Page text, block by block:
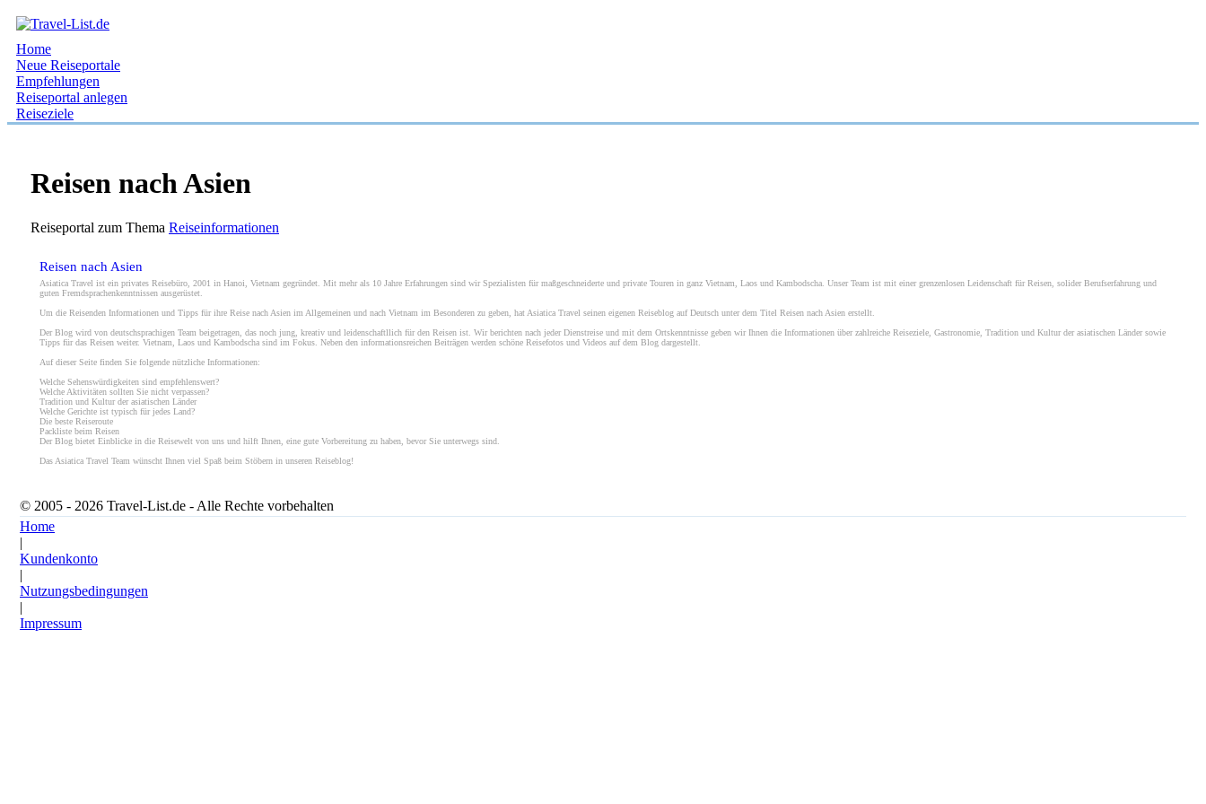
Home
Neue Reiseportale
Empfehlungen
Reiseportal anlegen
Reiseziele
Reisen nach Asien
Reiseportal zum Thema Reiseinformationen
Reisen nach Asien
Asiatica Travel ist ein privates Reisebüro, 2001 in Hanoi, Vietnam gegründet. Mit mehr als 10 Jahre Erfahrungen sind wir Spezialisten für maßgeschneiderte und private Touren in ganz Vietnam, Laos und Kambodscha. Unser Team ist mit einer grenzenlosen Leidenschaft für Reisen, solider Berufserfahrung und
guten Fremdsprachenkenntnissen ausgerüstet.
Um die Reisenden Informationen und Tipps für ihre Reise nach Asien im Allgemeinen und nach Vietnam im Besonderen zu geben, hat Asiatica Travel seinen eigenen Reiseblog auf Deutsch unter dem Titel Reisen nach Asien erstellt.
Der Blog wird von deutschsprachigen Team beigetragen, das noch jung, kreativ und leidenschaftllich für den Reisen ist. Wir berichten nach jeder Dienstreise und mit dem Ortskenntnisse geben wir Ihnen die Informationen über zahlreiche Reiseziele, Gastronomie, Tradition und Kultur der asiatischen Länder sowie
Tipps für das Reisen weiter. Vietnam, Laos und Kambodscha sind im Fokus. Neben den informationsreichen Beiträgen werden schöne Reisefotos und Videos auf dem Blog dargestellt.
Auf dieser Seite finden Sie folgende nützliche Informationen:
Welche Sehenswürdigkeiten sind empfehlenswert?
Welche Aktivitäten sollten Sie nicht verpassen?
Tradition und Kultur der asiatischen Länder
Welche Gerichte ist typisch für jedes Land?
Die beste Reiseroute
Packliste beim Reisen
Der Blog bietet Einblicke in die Reisewelt von uns und hilft Ihnen, eine gute Vorbereitung zu haben, bevor Sie unterwegs sind.
Das Asiatica Travel Team wünscht Ihnen viel Spaß beim Stöbern in unseren Reiseblog!
© 2005 - 2026 Travel-List.de - Alle Rechte vorbehalten
Home
|
Kundenkonto
|
Nutzungsbedingungen
|
Impressum